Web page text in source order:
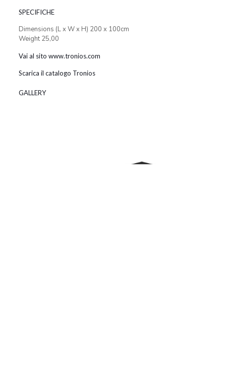
SPECIFICHE
Dimensions (L x W x H) 200 x 100cm
Weight 25,00
Vai al sito www.tronios.com
Scarica il catalogo Tronios
GALLERY